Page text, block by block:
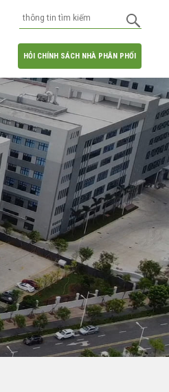
HỎI CHÍNH SÁCH NHÀ PHÂN PHỐI